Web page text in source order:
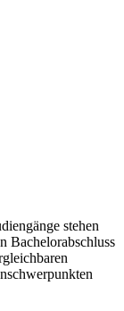
stehen
Bachelorabschluss